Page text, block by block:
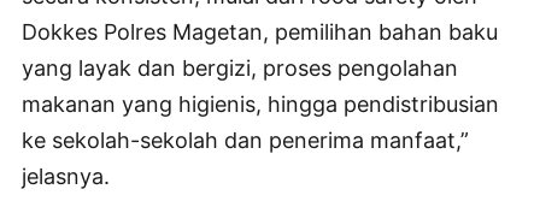
Dokkes Polres Magetan, pemilihan bahan baku
yang layak dan bergizi, proses pengolahan
makanan yang higienis, hingga pendistribusian
ke sekolah-sekolah dan penerima manfaat,”
jelasnya.